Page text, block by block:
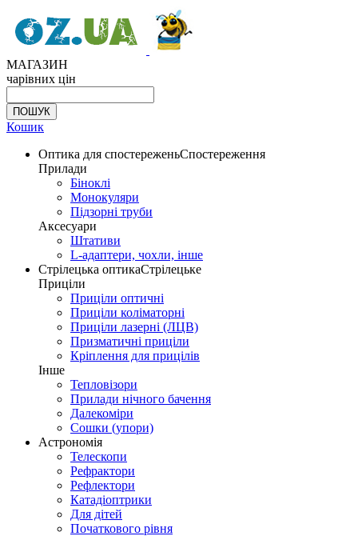
МАГАЗИН
чарівних цін
Кошик
Оптика для спостереженьСпостереження
Прилади
Біноклі
Монокуляри
Підзорні труби
Аксесуари
Штативи
L-адаптери, чохли, інше
Стрілецька оптикаСтрілецьке
Приціли
Приціли оптичні
Приціли коліматорні
Приціли лазерні (ЛЦВ)
Призматичні приціли
Кріплення для прицілів
Інше
Тепловізори
Прилади нічного бачення
Далекоміри
Сошки (упори)
Астрономія
Телескопи
Рефрактори
Рефлектори
Катадіоптрики
Для дітей
Початкового рівня